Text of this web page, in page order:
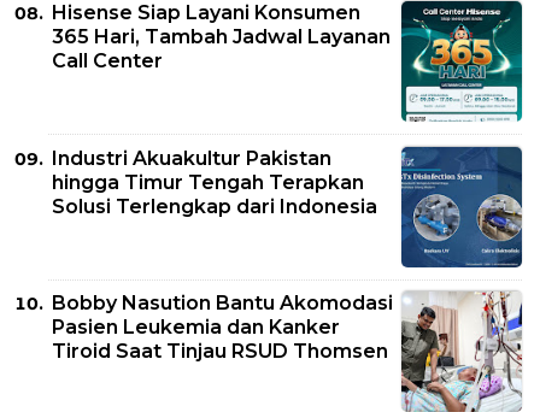
Hisense Siap Layani Konsumen
365 Hari, Tambah Jadwal Layanan
Call Center
Industri Akuakultur Pakistan
hingga Timur Tengah Terapkan
Solusi Terlengkap dari Indonesia
Bobby Nasution Bantu Akomodasi
Pasien Leukemia dan Kanker
Tiroid Saat Tinjau RSUD Thomsen